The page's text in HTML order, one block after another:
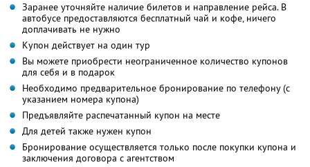
Заранее уточняйте наличие билетов и направление рейса. В
автобусе предоставляются бесплатный чай и кофе, ничего
доплачивать не нужно
Купон действует на один тур
Вы можете приобрести неограниченное количество купонов
для себя и в подарок
Необходимо предварительное бронирование по телефону (с
указанием номера купона)
Предъявляйте распечатанный купон на месте
Для детей также нужен купон
Бронирование осуществляется только после покупки купона и
заключения договора с агентством